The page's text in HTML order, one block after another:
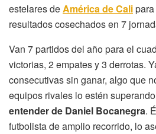
estelares deAmérica de Cali
resultados cosechados en 7
Van 7 partidos del año para el
victorias, 2 empates y 3 derrotas.
consecutivas sin ganar, algo que
equipos rivales lo estén
entender de Daniel Bocanegra.
futbolista de amplio recorrido, lo